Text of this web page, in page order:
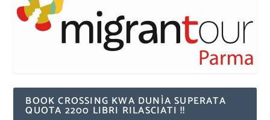
BOOK CROSSING KWA DUNÌA SUPERATA
QUOTA 2200 LIBRI RILASCIATI !!